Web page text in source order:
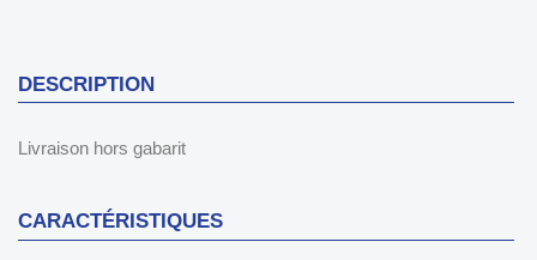
DESCRIPTION
Livraison hors gabarit
CARACTÉRISTIQUES